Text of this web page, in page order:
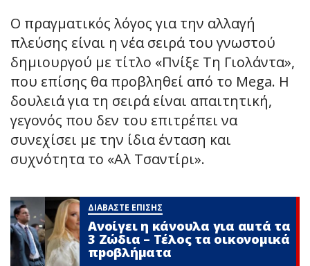
Ο πραγματικός λόγος για την αλλαγή
πλεύσης είναι η νέα σειρά του γνωστού
δημιουργού με τίτλο «Πνίξε Τη Γιολάντα»,
που επίσης θα προβληθεί από το Mega. Η
δουλειά για τη σειρά είναι απαιτητική,
γεγονός που δεν του επιτρέπει να
συνεχίσει με την ίδια ένταση και
συχνότητα το «Αλ Τσαντίρι».
ΔΙΑΒΑΣΤΕ ΕΠΙΣΗΣ
Ανοίγει η κάνουλα για αuτά τα
3 Zώδια – Τέλος τα οικονομικά
πpοβλήματα